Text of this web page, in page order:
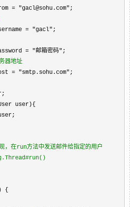
= "gacl@sohu.com"
= "gacl"
= "邮箱密码"
器地址
= "smtp.sohu.com"